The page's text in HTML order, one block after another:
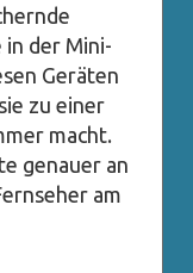
der Mini-
Geräten
zu einer
macht.
genauer an
am